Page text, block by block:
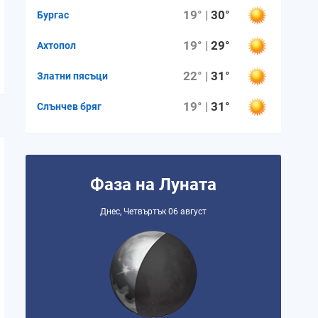
Бургас 19° |30°
Ахтопол 19° |29°
Златни пясъци 22° |31°
Слънчев бряг 19° |31°
Фаза на Луната
Днес, Четвъртък 06 август